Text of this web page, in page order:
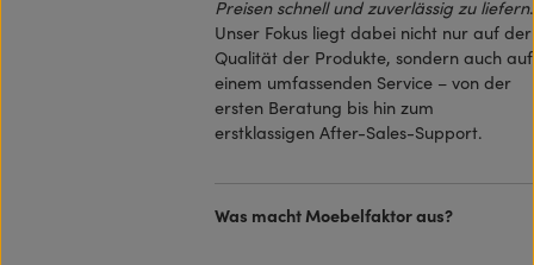
Preisen schnell und zuverlässig zu liefern.
Unser Fokus liegt dabei nicht nur auf der
Qualität der Produkte, sondern auch auf
einem umfassenden Service – von der
ersten Beratung bis hin zum
erstklassigen After-Sales-Support.
Was macht Moebelfaktor aus?